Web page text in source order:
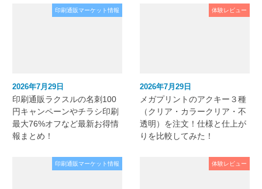
印刷通販マーケット情報
2026年7月29日
印刷通販ラクスルの名刺100
円キャンペーンやチラシ印刷
最大76%オフなど最新お得情
報まとめ！
体験レビュー
2026年7月29日
メガプリントのアクキー３種
（クリア・カラークリア・不
透明）を注文！仕様と仕上が
りを比較してみた！
印刷通販マーケット情報 体験レビュー